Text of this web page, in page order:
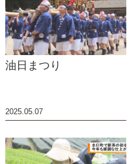
油日まつり
2025.05.07